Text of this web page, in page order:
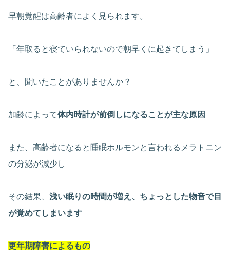
早朝覚醒は高齢者によく見られます。
「年取ると寝ていられないので朝早くに起きてしまう」
と、聞いたことがありませんか？
加齢によって体内時計が前倒しになることが主な原因
また、高齢者になると睡眠ホルモンと言われるメラトニン
の分泌が減少し
その結果、 浅い眠りの時間が増え、ちょっとした物音で目
が覚めてしまいます
更年期障害によるもの